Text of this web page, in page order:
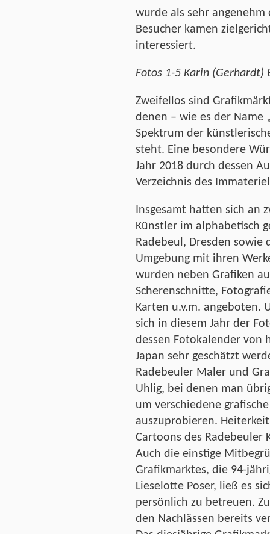
wurde als sehr
Besucher kamen
interessiert.
Fotos 1-5 Karin (Gerhardt)
Zweifellos sind
denen – wie es der Name
Spektrum der
steht. Eine besondere
Jahr 2018 durch dessen
Verzeichnis des
Insgesamt hatten sich an
Künstler im alphabetisch
Radebeul, Dresden
Umgebung mit ihren
wurden neben Grafiken
Scherenschnitte,
Karten u.v.m. angeboten.
sich in diesem Jahr der
dessen Fotokalender von
Japan sehr geschätzt
Radebeuler Maler und
Uhlig, bei denen man
um verschiedene
auszuprobieren.
Cartoons des Radebeuler
Auch die einstige
Grafikmarktes, die 94-
Lieselotte Poser, ließ es
persönlich zu betreuen.
den Nachlässen bereits